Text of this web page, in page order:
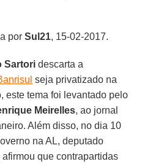
porSul21, 15-02-2017.
Sartori descarta a
seja privatizado na
este tema foi levantado pelo
Meirelles, ao jornal
Além disso, no dia 10
na AL, deputado
afirmou que contrapartidas